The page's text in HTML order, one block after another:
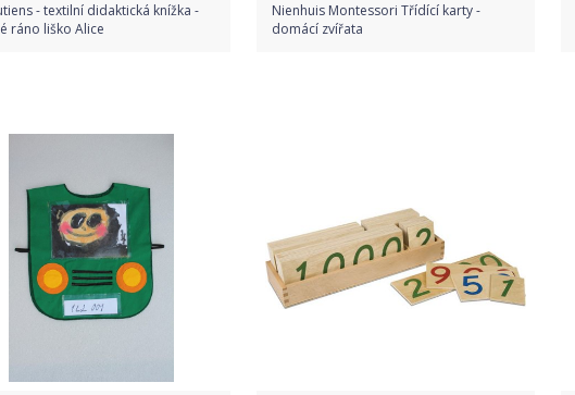
- textilní didaktická knížka -
ráno liško Alice
Nienhuis Montessori Třídící karty -
domácí zvířata